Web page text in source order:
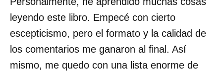
leyendo este libro. Empecé con cierto
escepticismo, pero el formato y la calidad de
los comentarios me ganaron al final. Así
mismo, me quedo con una lista enorme de